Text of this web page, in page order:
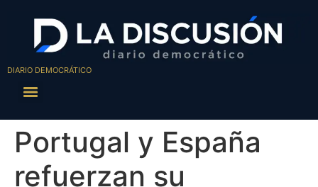
DIARIO DEMOCRÁTICO
Portugal y España
refuerzan su